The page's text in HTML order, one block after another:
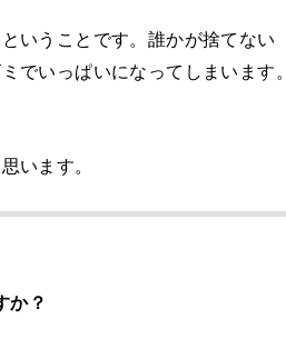
いうことです。誰かが捨てない
でいっぱいになってしまいます。
います。
か？